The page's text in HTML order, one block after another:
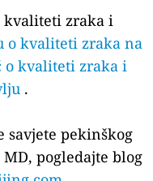
kvaliteti zraka i
o kvaliteti zraka na
o kvaliteti zraka i
.
savjete pekinškog
pogledajte blog